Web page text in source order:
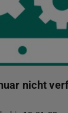
nicht